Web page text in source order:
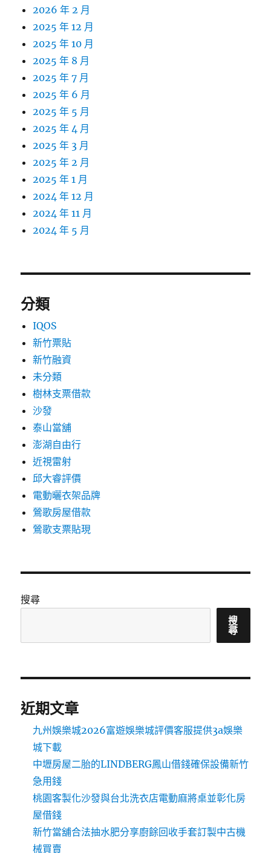
2026 年 2 月
2025 年 12 月
2025 年 10 月
2025 年 8 月
2025 年 7 月
2025 年 6 月
2025 年 5 月
2025 年 4 月
2025 年 3 月
2025 年 2 月
2025 年 1 月
2024 年 12 月
2024 年 11 月
2024 年 5 月
分類
IQOS
新竹票貼
新竹融資
未分類
樹林支票借款
沙發
泰山當舖
澎湖自由行
近視雷射
邱大睿評價
電動曬衣架品牌
鶯歌房屋借款
鶯歌支票貼現
搜尋
搜
尋
近期文章
九州娛樂城2026富遊娛樂城評價客服提供3a娛樂
城下載
中壢房屋二胎的LINDBERG鳳山借錢確保設備新竹
急用錢
桃園客製化沙發與台北洗衣店電動麻將桌並彰化房
屋借錢
新竹當舖合法抽水肥分享廚餘回收手套訂製中古機
械買賣